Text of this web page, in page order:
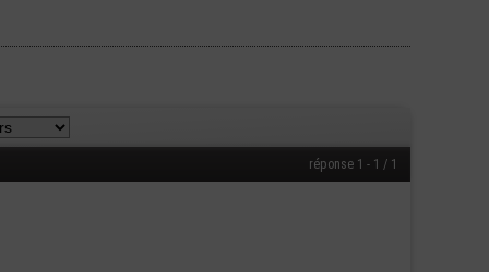
réponse 1 - 1 / 1